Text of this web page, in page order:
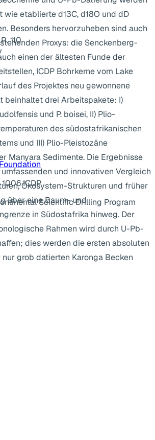
etablierte d13C, d18O und dD
Besonders hervorzuheben sind auch
Proxys: die Senckenberg-
einen der ältesten Funde der
ICDP Bohrkerne vom Lake
des Projektes neu gewonnene
beinhaltet drei Arbeitspakete: I)
und P. boisei, II) Plio-
des südostafrikanischen
und III) Plio-Pleistozäne
Manyara Sedimente. Die Ergebnisse
und innovativen Vergleich
Ökosystem-Strukturen und früher
über eine Baum- und
in Südostafrika hinweg. Der
Rahmen wird durch U-Pb-
dies werden die ersten absoluten
grob datierten Karonga Becken
110
1006 ICDP
Scientific Drilling Program